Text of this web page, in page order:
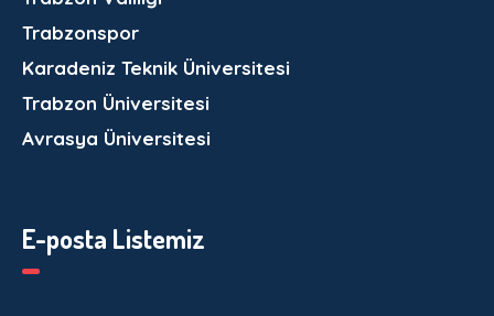
Trabzonspor
Karadeniz Teknik Üniversitesi
Trabzon Üniversitesi
Avrasya Üniversitesi
E-posta Listemiz